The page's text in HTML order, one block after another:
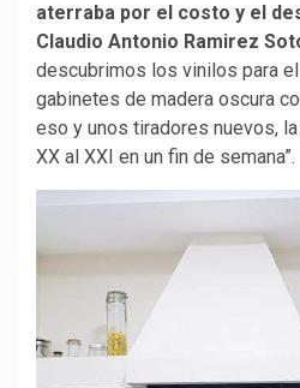
aterraba por el costo y el
Claudio Antonio Ramirez
descubrimos los vinilos para
gabinetes de madera oscura
eso y unos tiradores nuevos,
XX al XXI en un fin de semana”.